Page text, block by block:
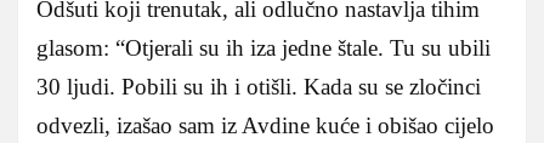
Odšuti koji trenutak, ali odlučno nastavlja tihim
glasom: “Otjerali su ih iza jedne štale. Tu su ubili
30 ljudi. Pobili su ih i otišli. Kada su se zločinci
odvezli, izašao sam iz Avdine kuće i obišao cijelo